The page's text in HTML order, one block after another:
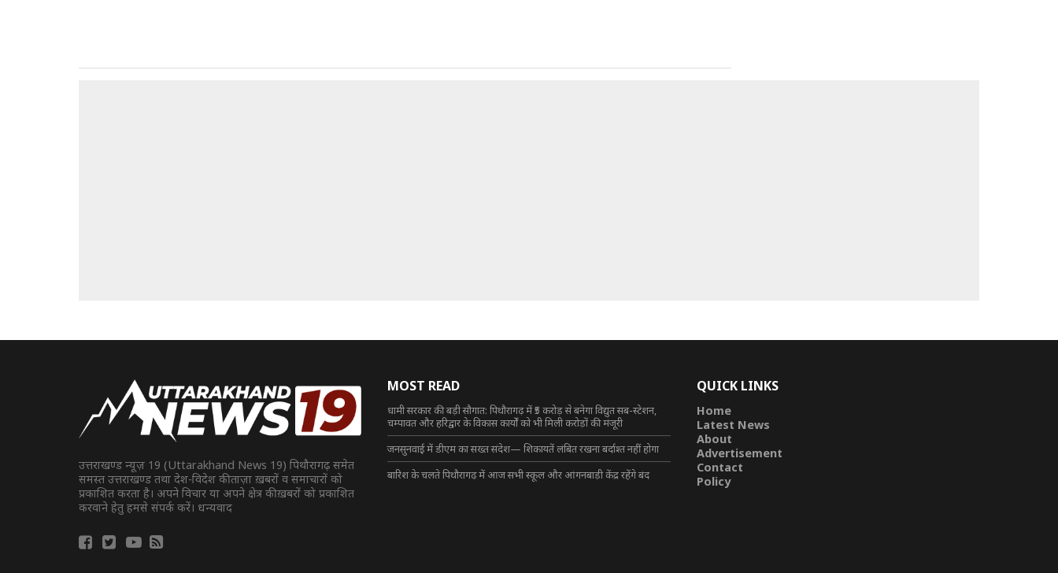
उत्तराखण्ड न्यूज़ 19 (Uttarakhand News 19) पिथौरागढ़ समेत
समस्त उत्तराखण्ड तथा देश-विदेश की ताज़ा ख़बरों व समाचारों को
प्रकाशित करता है। अपने विचार या अपने क्षेत्र की ख़बरों को प्रकाशित
करवाने हेतु हमसे संपर्क करें। धन्यवाद
MOST READ
धामी सरकार की बड़ी सौगात: पिथौरागढ़ में ₹5 करोड़ से बनेगा विद्युत सब-स्टेशन,
चम्पावत और हरिद्वार के विकास कार्यों को भी मिली करोड़ों की मंजूरी
जनसुनवाई में डीएम का सख्त संदेश— शिकायतें लंबित रखना बर्दाश्त नहीं होगा
बारिश के चलते पिथौरागढ़ में आज सभी स्कूल और आंगनबाड़ी केंद्र रहेंगे बंद
QUICK LINKS
Home
Latest News
About
Advertisement
Contact
Policy